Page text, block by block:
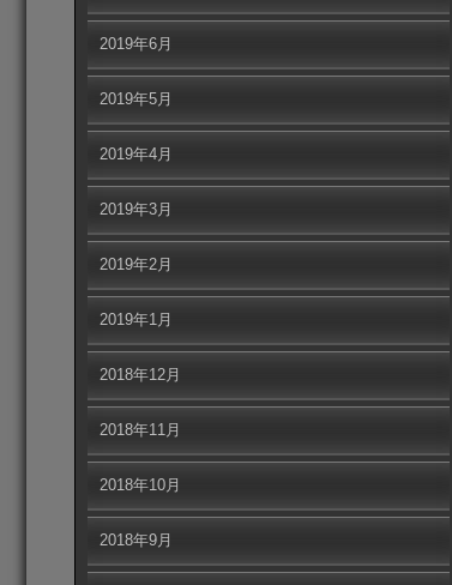
2019年6月
2019年5月
2019年4月
2019年3月
2019年2月
2019年1月
2018年12月
2018年11月
2018年10月
2018年9月